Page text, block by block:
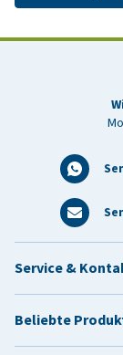
Service &
Beliebte